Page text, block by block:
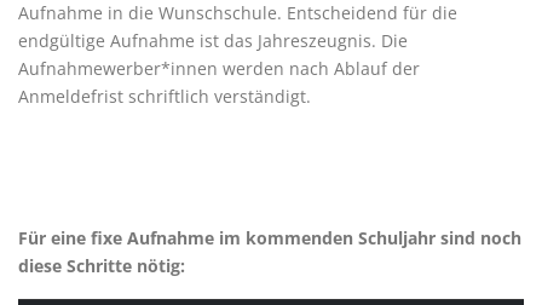
Aufnahme in die Wunschschule. Entscheidend für die
endgültige Aufnahme ist das Jahreszeugnis. Die
Aufnahmewerber*innen werden nach Ablauf der
Anmeldefrist schriftlich verständigt.
Für eine fixe Aufnahme im kommenden Schuljahr sind noch
diese Schritte nötig: